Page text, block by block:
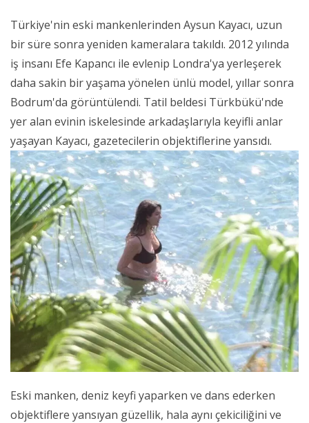
Türkiye'nin eski mankenlerinden Aysun Kayacı, uzun
bir süre sonra yeniden kameralara takıldı. 2012 yılında
iş insanı Efe Kapancı ile evlenip Londra'ya yerleşerek
daha sakin bir yaşama yönelen ünlü model, yıllar sonra
Bodrum'da görüntülendi. Tatil beldesi Türkbükü'nde
yer alan evinin iskelesinde arkadaşlarıyla keyifli anlar
yaşayan Kayacı, gazetecilerin objektiflerine yansıdı.
Eski manken, deniz keyfi yaparken ve dans ederken
objektiflere yansıyan güzellik, hala aynı çekiciliğini ve